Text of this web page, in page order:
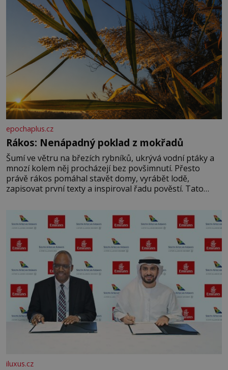
epochaplus.cz
Rákos: Nenápadný poklad z mokřadů
Šumí ve větru na březích rybníků, ukrývá vodní ptáky a
mnozí kolem něj procházejí bez povšimnutí. Přesto
právě rákos pomáhal stavět domy, vyrábět lodě,
zapisovat první texty a inspiroval řadu pověstí. Tato
letního koupání. Stačí se však podívat
iluxus.cz